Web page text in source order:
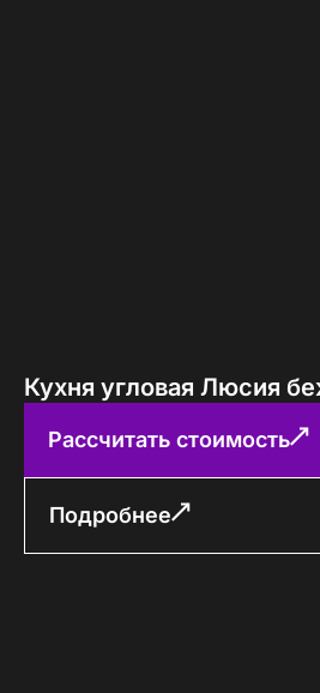
Кухня угловая Люсия
Рассчитать стоимость
Подробнее